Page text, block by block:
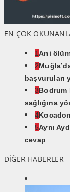
EN ÇOK
1Ani
2
başvuruları
3Bodrum
sağlığına
4
5Aynı
cevap
DİĞER HABERLER